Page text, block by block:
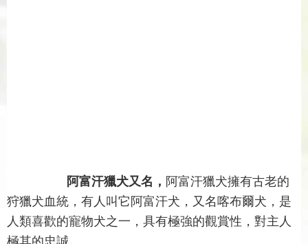
阿富汗獵犬又名， 阿富汗獵犬擁有古老的
狩獵犬血統，有人叫它阿富汗犬，又名喀布爾犬，是
人類喜歡的寵物犬之一，具有極強的觀賞性，對主人
極其的忠誠。